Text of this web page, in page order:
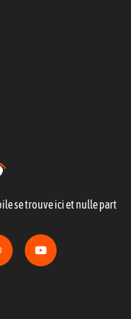
se trouve ici et nulle part